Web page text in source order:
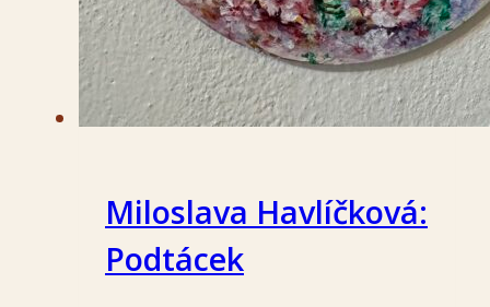
Miloslava Havlíčková:
Podtácek